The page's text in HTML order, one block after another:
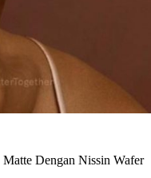
Dengan Nissin Wafer